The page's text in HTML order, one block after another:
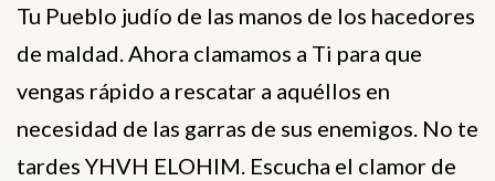
Tu Pueblo judío de las manos de los hacedores
de maldad. Ahora clamamos a Ti para que
vengas rápido a rescatar a aquéllos en
necesidad de las garras de sus enemigos. No te
tardes YHVH ELOHIM. Escucha el clamor de